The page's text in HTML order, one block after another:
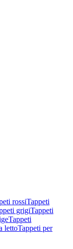
rossiTappeti
grigiTappeti
Tappeti
lettoTappeti per